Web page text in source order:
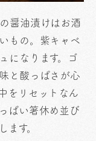
醤油漬けはお酒
もの。紫キャベ
になります。ゴ
と酸っぱさが心
をリセットなん
ぱい箸休め並び
ます。